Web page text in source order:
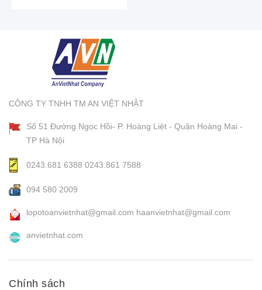
CÔNG TY TNHH TM AN VIỆT NHẬT
Số 51 Đường Ngọc Hồi- P. Hoàng Liệt - Quận Hoàng Mai -
TP Hà Nội
0243.681 6388 0243.861 7588
094 580 2009
lopotoanvietnhat@gmail.com haanvietnhat@gmail.com
anvietnhat.com
Chính sách